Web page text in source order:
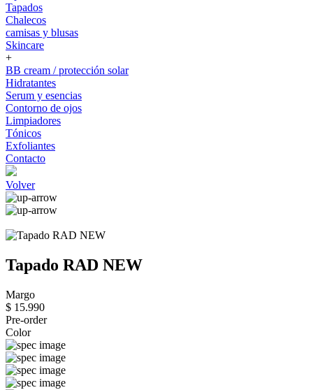
Tapados
Chalecos
camisas y blusas
Skincare
+
BB cream / protección solar
Hidratantes
Serum y esencias
Contorno de ojos
Limpiadores
Tónicos
Exfoliantes
Contacto
Volver
Tapado RAD NEW
Margo
$ 15.990
Pre-order
Color